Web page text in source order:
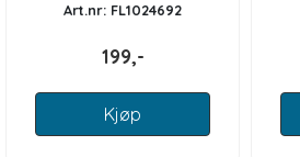
Art.nr: FL1024692
199,-
Kjøp